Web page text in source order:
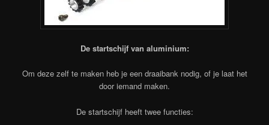
De startschijf van aluminium:
Om deze zelf te maken heb je een draaibank nodig, of je laat het
door iemand maken.
De startschijf heeft twee functies: